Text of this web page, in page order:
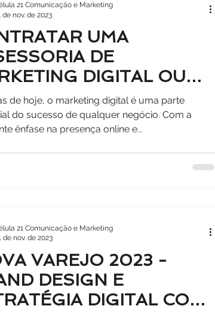
UMA
DE
DIGITAL OU
UMA EQUIPE
de hoje, o marketing digital é uma parte
do sucesso de qualquer negócio. Com a
ênfase na presença online e...
21 Comunicação e Marketing
de nov. de 2023
VAREJO 2023 -
DESIGN E
DIGITAL COM
21 Comunicação e Marketing
de nov. de 2023